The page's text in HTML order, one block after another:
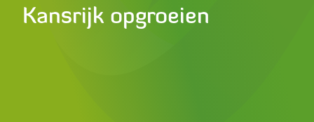
Kansrijk opgroeien